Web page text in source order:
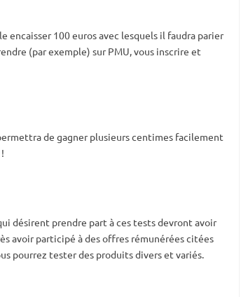
encaisser 100 euros avec lesquels il faudra parier
(par exemple) sur PMU, vous inscrire et
de gagner plusieurs centimes facilement
désirent prendre part à ces tests devront avoir
avoir participé à des offres rémunérées citées
pourrez tester des produits divers et variés.